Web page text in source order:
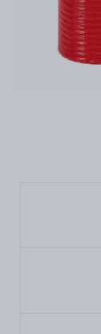
Cartas de
Artículos